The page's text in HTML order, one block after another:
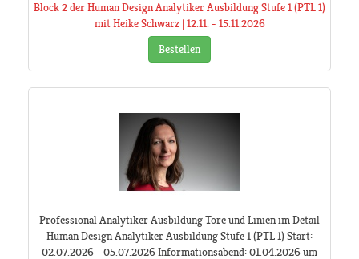
Block 2 der Human Design Analytiker Ausbildung Stufe 1 (PTL 1)
mit Heike Schwarz | 12.11. - 15.11.2026
Bestellen
Professional Analytiker Ausbildung Tore und Linien im Detail
Human Design Analytiker Ausbildung Stufe 1 (PTL 1) Start:
02.07.2026 - 05.07.2026 Informationsabend: 01.04.2026 um